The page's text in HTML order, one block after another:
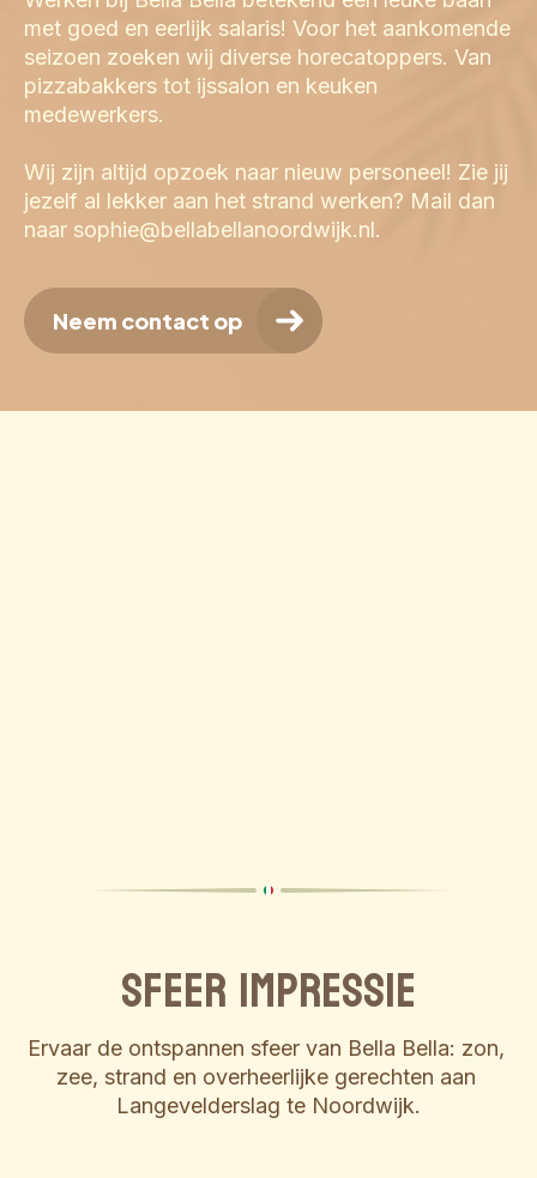
met goed en eerlijk salaris! Voor het aankomende
seizoen zoeken wij diverse horecatoppers. Van
pizzabakkers tot ijssalon en keuken
medewerkers.
Wij zijn altijd opzoek naar nieuw personeel! Zie jij
jezelf al lekker aan het strand werken? Mail dan
naar sophie@bellabellanoordwijk.nl.
Neem contact op
Sfeer impressie
Ervaar de ontspannen sfeer van Bella Bella: zon,
zee, strand en overheerlijke gerechten aan
Langevelderslag te Noordwijk.